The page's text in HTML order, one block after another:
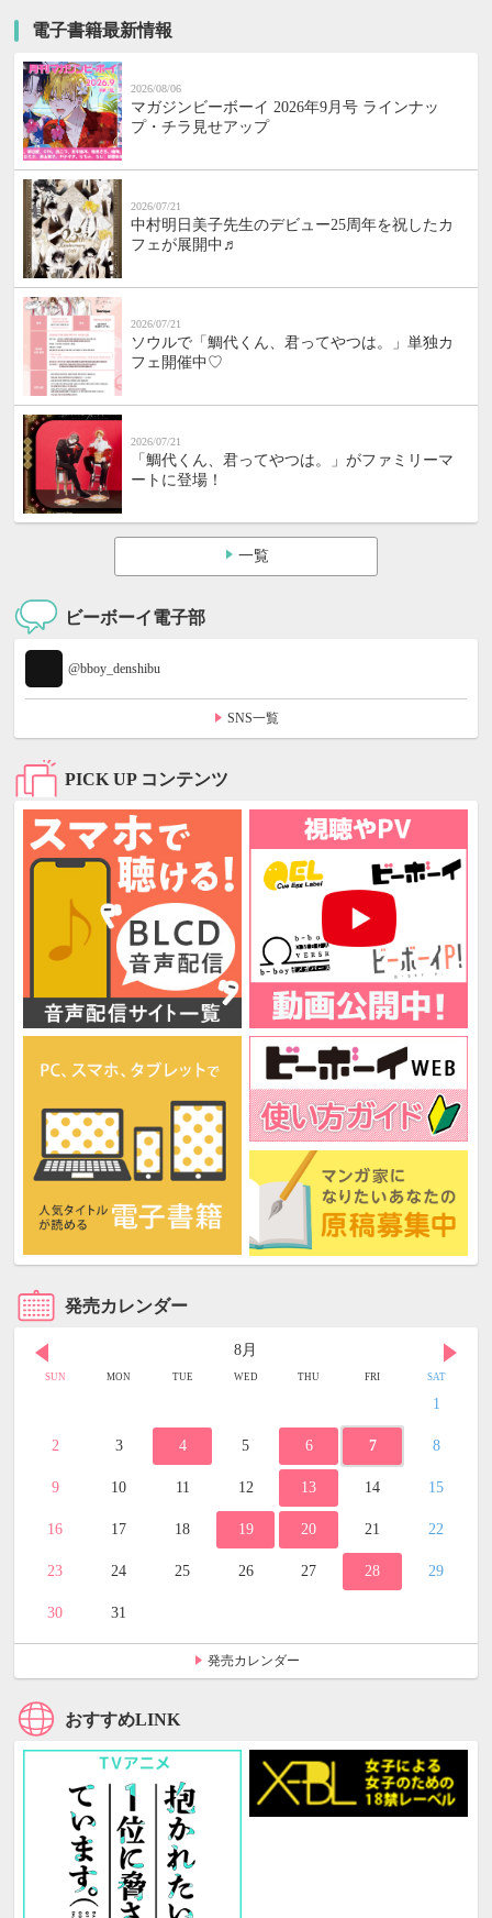
電子書籍最新情報
2026/08/06
マガジンビーボーイ 2026年9月号 ラインナッ
プ・チラ見せアップ
2026/07/21
中村明日美子先生のデビュー25周年を祝したカ
フェが展開中♬
2026/07/21
ソウルで「鯛代くん、君ってやつは。」単独カ
フェ開催中♡
2026/07/21
「鯛代くん、君ってやつは。」がファミリーマ
ートに登場！
一覧
ビーボーイ電子部
@bboy_denshibu
SNS一覧
PICK UP コンテンツ
発売カレンダー
8月
SUN MON TUE WED THU FRI SAT
1
2 3 4 5 6 7 8
9 10 11 12 13 14 15
16 17 18 19 20 21 22
23 24 25 26 27 28 29
30 31
発売カレンダー
おすすめLINK